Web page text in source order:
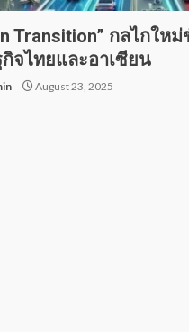
Transition” กลไกให
กิจไทยและอาเซียน
August 23, 2025